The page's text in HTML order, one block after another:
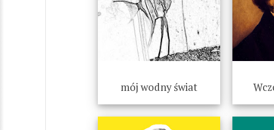
mój wodny świat